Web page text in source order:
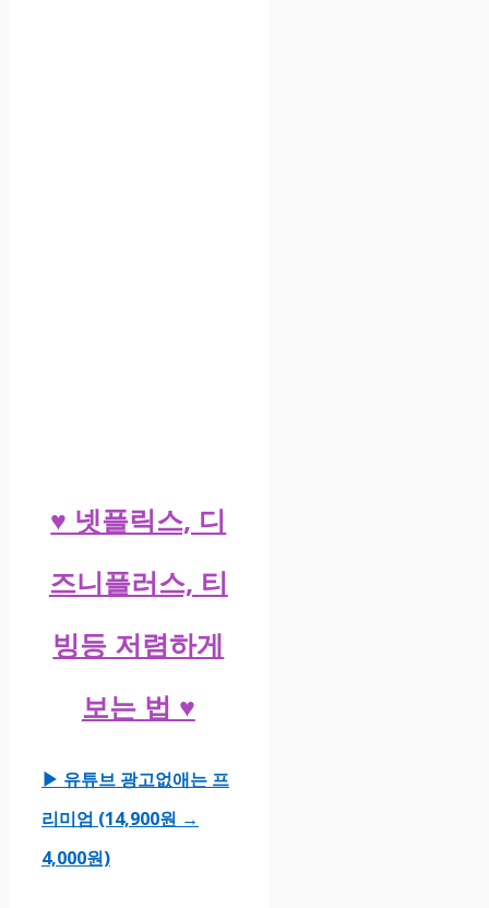
♥ 넷플릭스, 디
즈니플러스, 티
빙등 저렴하게
보는 법 ♥
▶ 유튜브 광고없애는 프
리미엄 (14,900원 →
4,000원)